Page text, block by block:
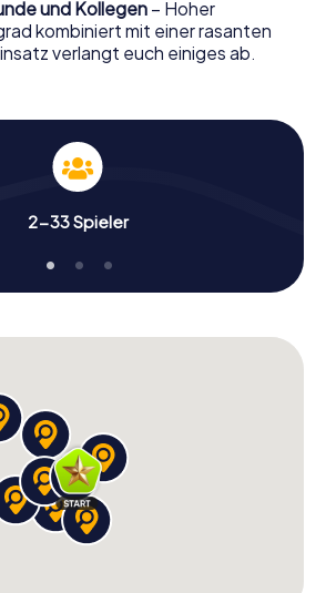
und Kollegen – Hoher
kombiniert mit einer rasanten
verlangt euch einiges ab.
2-33 Spieler